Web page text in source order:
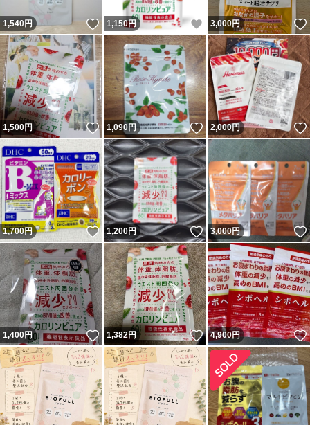
1,540円 いいね！
1,150円 いいね！
3,000円
1,500円 いいね！
1,090円 いいね！
2,000円
1,700円 いいね！
1,200円 いいね！
3,000円
1,400円 いいね！
1,382円 いいね！
4,900円